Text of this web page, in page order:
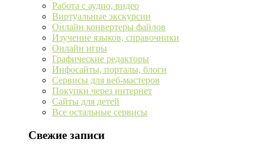
Работа с аудио, видео
Виртуальные экскурсии
Онлайн конвертеры файлов
Изучение языков, справочники
Онлайн игры
Графические редакторы
Инфосайты, порталы, блоги
Сервисы для веб-мастеров
Покупки через интернет
Сайты для детей
Все остальные сервисы
Свежие записи